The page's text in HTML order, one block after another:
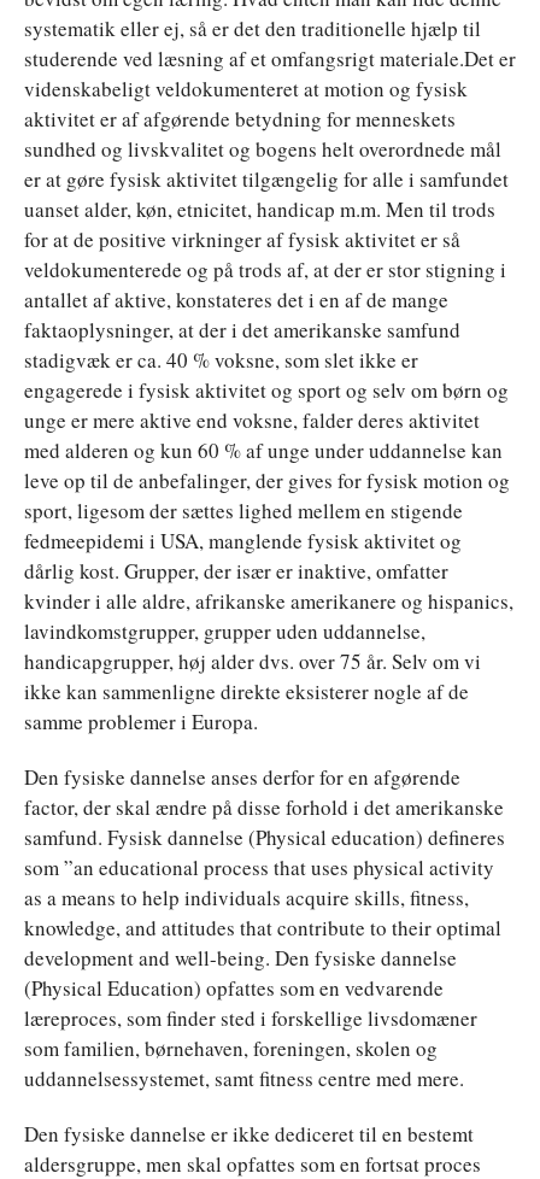
systematik eller ej, så er det den traditionelle hjælp til
studerende ved læsning af et omfangsrigt materiale.Det er
videnskabeligt veldokumenteret at motion og fysisk
aktivitet er af afgørende betydning for menneskets
sundhed og livskvalitet og bogens helt overordnede mål
er at gøre fysisk aktivitet tilgængelig for alle i samfundet
uanset alder, køn, etnicitet, handicap m.m. Men til trods
for at de positive virkninger af fysisk aktivitet er så
veldokumenterede og på trods af, at der er stor stigning i
antallet af aktive, konstateres det i en af de mange
faktaoplysninger, at der i det amerikanske samfund
stadigvæk er ca. 40 % voksne, som slet ikke er
engagerede i fysisk aktivitet og sport og selv om børn og
unge er mere aktive end voksne, falder deres aktivitet
med alderen og kun 60 % af unge under uddannelse kan
leve op til de anbefalinger, der gives for fysisk motion og
sport, ligesom der sættes lighed mellem en stigende
fedmeepidemi i USA, manglende fysisk aktivitet og
dårlig kost. Grupper, der især er inaktive, omfatter
kvinder i alle aldre, afrikanske amerikanere og hispanics,
lavindkomstgrupper, grupper uden uddannelse,
handicapgrupper, høj alder dvs. over 75 år. Selv om vi
ikke kan sammenligne direkte eksisterer nogle af de
samme problemer i Europa.
Den fysiske dannelse anses derfor for en afgørende
factor, der skal ændre på disse forhold i det amerikanske
samfund. Fysisk dannelse (Physical education) defineres
som ”an educational process that uses physical activity
as a means to help individuals acquire skills, fitness,
knowledge, and attitudes that contribute to their optimal
development and well-being. Den fysiske dannelse
(Physical Education) opfattes som en vedvarende
læreproces, som finder sted i forskellige livsdomæner
som familien, børnehaven, foreningen, skolen og
uddannelsessystemet, samt fitness centre med mere.
Den fysiske dannelse er ikke dediceret til en bestemt
aldersgruppe, men skal opfattes som en fortsat proces